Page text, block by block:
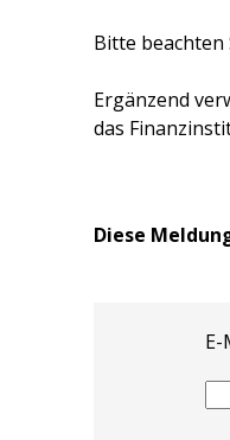
Bitte
Ergänzend
das
Diese